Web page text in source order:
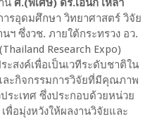
น ศ.(พิเศษ) ดร.เอนก เหล่า
รอุดมศึกษา วิทยาศาสตร์ วิจัย
ฯ ซึ่งวช. ภายใต้กระทรวง อว.
Research Expo)
สงค์เพื่อเป็นเวทีระดับชาติใน
ละกิจกรรมการวิจัยที่มีคุณภาพ
ระเทศ ซึ่งประกอบด้วยหน่วย
พื่อมุ่งหวังให้ผลงานวิจัยและ